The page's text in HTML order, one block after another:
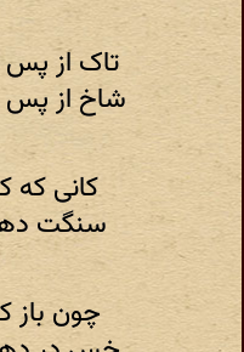
تاک از
شاخ از
کانی که
سنگت
چون باز